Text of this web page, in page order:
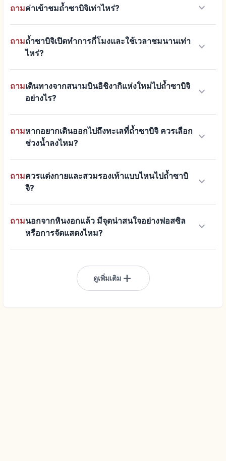
ถามค่าเข้าชมถ้ำซาบิจิเท่าไหร่? keyboard_arrow_down
ถามถ้ำซาบิจิเปิดทำการกี่โมงและใช้เวลาชมนานเท่า
ไหร่?
keyboard_arrow_down
ถามเดินทางจากสนามบินอิชิงากิแห่งใหม่ไปถ้ำซาบิจิ
อย่างไร?
keyboard_arrow_down
ถามหากอยากเดินออกไปถึงทะเลที่ถ้ำซาบิจิ ควรเลือก
ช่วงน้ำลงไหม?
keyboard_arrow_down
ถามควรแต่งกายและสวมรองเท้าแบบไหนไปถ้ำซาบิ
จิ?
keyboard_arrow_down
ถามนอกจากหินงอกแล้ว มีจุดน่าสนใจอย่างฟอสซิล
หรือการจัดแสดงไหม?
keyboard_arrow_down
ดูเพิ่มเติมadd